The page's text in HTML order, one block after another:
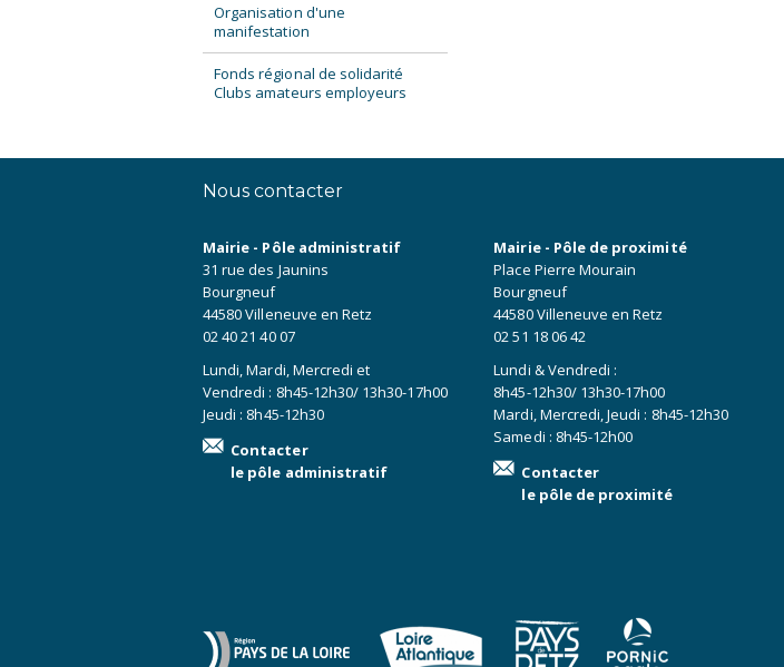
Organisation d'une
manifestation
Fonds régional de solidarité
Clubs amateurs employeurs
Nous contacter
Mairie - Pôle administratif
31 rue des Jaunins
Bourgneuf
44580 Villeneuve en Retz
02 40 21 40 07
Lundi, Mardi, Mercredi et
Vendredi : 8h45-12h30/ 13h30-17h00
Jeudi : 8h45-12h30
Contacter
le pôle administratif
Mairie - Pôle de proximité
Place Pierre Mourain
Bourgneuf
44580 Villeneuve en Retz
02 51 18 06 42
Lundi & Vendredi :
8h45-12h30/ 13h30-17h00
Mardi, Mercredi, Jeudi : 8h45-12h30
Samedi : 8h45-12h00
Contacter
le pôle de proximité